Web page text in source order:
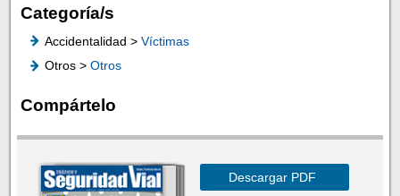
Categoría/s
Accidentalidad > Víctimas
Otros > Otros
Compártelo
Descargar PDF